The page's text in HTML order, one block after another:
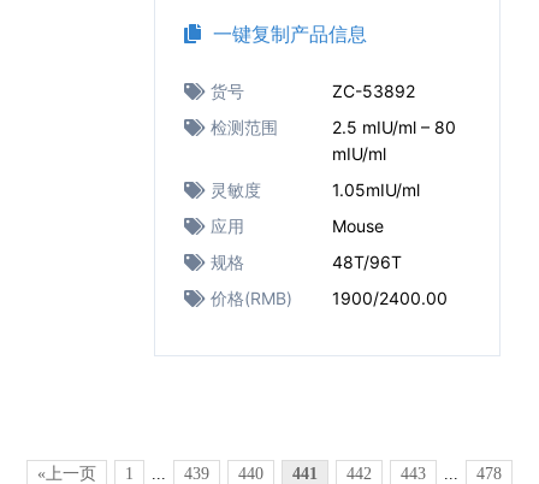
一键复制产品信息
货号
ZC-53892
检测范围
2.5 mIU/ml – 80
mIU/ml
灵敏度
1.05mIU/ml
应用
Mouse
规格
48T/96T
价格(RMB)
1900/2400.00
«上一页 1 ... 439 440 441 442 443 ...
478